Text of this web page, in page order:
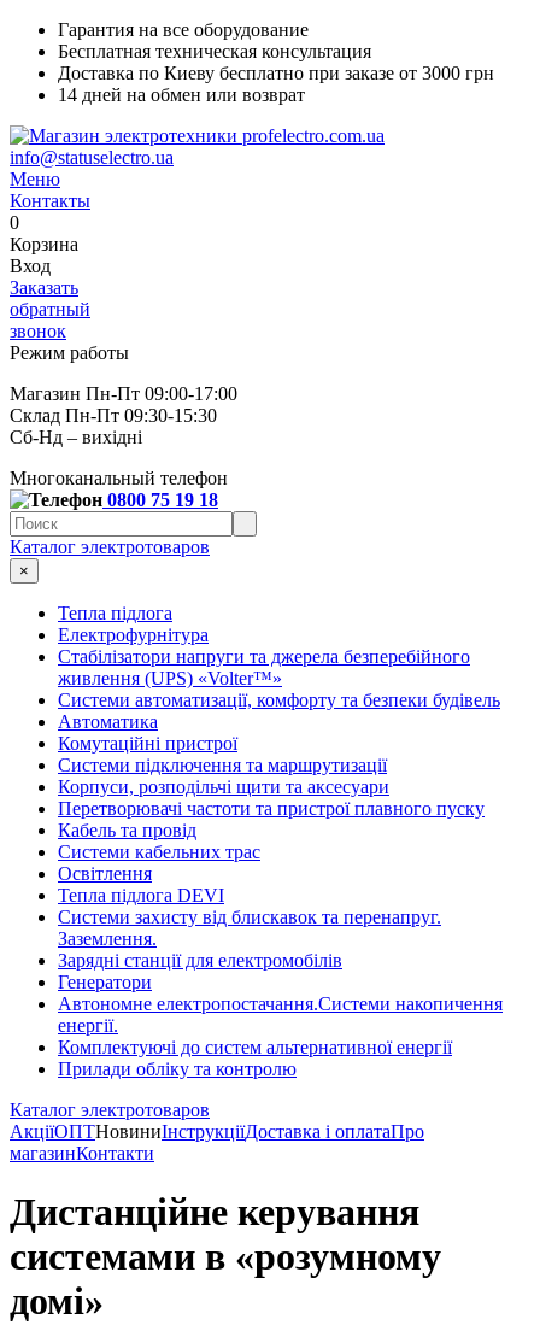
Гарантия на все оборудование
Бесплатная техническая консультация
Доставка по Киеву бесплатно при заказе от 3000 грн
14 дней на обмен или возврат
info@statuselectro.ua
Меню
Контакты
0
Корзина
Вход
Заказать
обратный
звонок
Режим работы
Магазин Пн-Пт 09:00-17:00
Склад Пн-Пт 09:30-15:30
Сб-Нд – вихідні
Многоканальный телефон
0800 75 19 18
Каталог электротоваров
×
Тепла підлога
Електрофурнітура
Cтабілізатори напруги та джерела безперебійного
живлення (UPS) «Volter™»
Системи автоматизації, комфорту та безпеки будівель
Автоматика
Комутаційні пристрої
Системи підключення та маршрутизації
Корпуси, розподільчі щити та аксесуари
Перетворювачі частоти та пристрої плавного пуску
Кабель та провід
Системи кабельних трас
Освітлення
Тепла підлога DEVI
Системи захисту від блискавок та перенапруг.
Заземлення.
Зарядні станції для електромобілів
Генератори
Автономне електропостачання.Системи накопичення
енергії.
Комплектуючі до систем альтернативної енергії
Прилади обліку та контролю
Каталог электротоваров
АкціїОПТНовиниІнструкціїДоставка і оплатаПро
магазинКонтакти
Дистанційне керування
системами в «розумному
домі»